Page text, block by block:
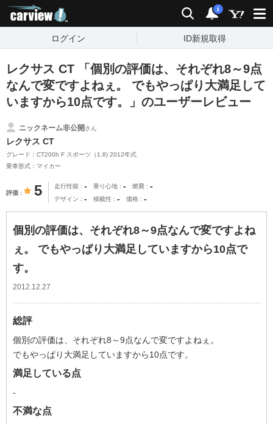
検索 通知
i
ログイン ID新規取得
レクサス CT 「個別の評価は、それぞれ8～9点
なんで変ですよねぇ。 でもやっぱり大満足して
いますから10点です。」のユーザーレビュー
ニックネーム非公開さん
レクサス CT
グレード：CT200h F スポーツ（1.8) 2012年式
乗車形式：マイカー
評価 5 走行性能 - 乗り心地 - 燃費 -
デザイン - 積載性 - 価格 -
個別の評価は、それぞれ8～9点なんで変ですよね
ぇ。 でもやっぱり大満足していますから10点で
す。
2012.12.27
総評
個別の評価は、それぞれ8～9点なんで変ですよねぇ。
でもやっぱり大満足していますから10点です。
満足している点
-
不満な点